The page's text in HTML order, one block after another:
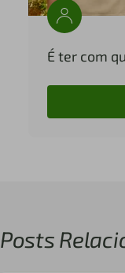
É ter com
Posts